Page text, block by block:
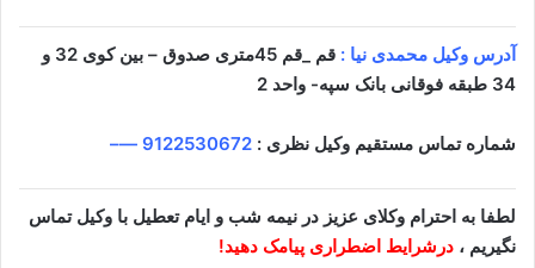
آدرس وکیل محمدی نیا :
قم _قم 45متری صدوق – بین کوی 32 و
34 طبقه فوقانی بانک سپه- واحد 2
شماره تماس مستقیم وکیل نظری : —–
لطفا به احترام وکلای عزیز در نیمه شب و ایام تعطیل با وکیل تماس
نگیریم ، درشرایط اضطراری پیامک دهید!